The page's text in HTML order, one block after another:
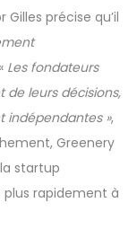
précise qu’il
Les fondateurs
de leurs décisions,
indépendantes »,
Greenery
startup
rapidement à